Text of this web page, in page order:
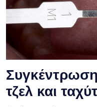
τζελ και